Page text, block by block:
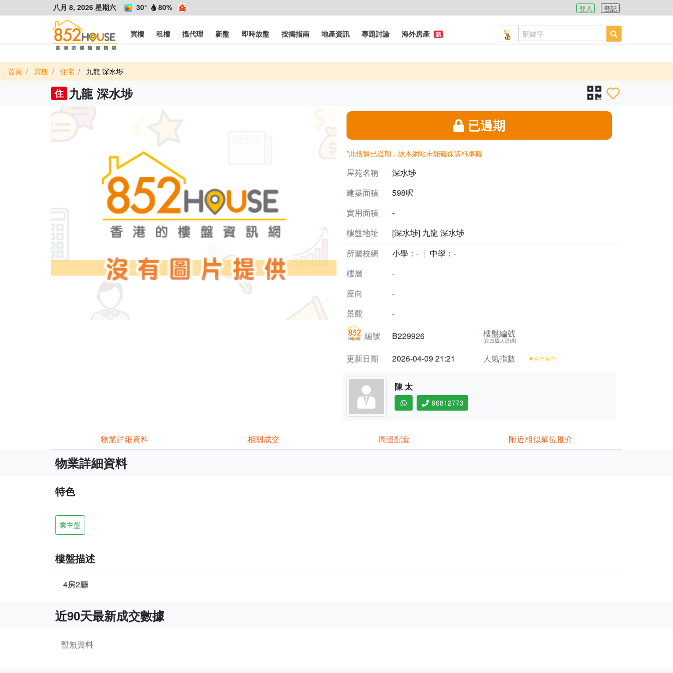
八月 8, 2026 星期六 30° 80% 登入 登記
買樓 租樓 搵代理 新盤 即時放盤 按揭指南 地產資訊 專題討論 海外房產 新
首頁 買樓 住宅 九龍 深水埗
住 九龍 深水埗
已過期
*此樓盤已過期，故本網站未能確保資料準確
屋苑名稱
深水埗
建築面積
598呎
實用面積
-
樓盤地址
[深水埗] 九龍 深水埗
所屬校網
小學：-
中學：-
樓層
-
座向
-
景觀
-
編號
B229926 樓盤編號
(由放盤人提供)
更新日期 2026-04-09 21:21 人氣指數
陳 太
96812773
物業詳細資料 相關成交 周邊配套 附近相似單位推介
物業詳細資料
特色
業主盤
樓盤描述
4房2廳
近90天最新成交數據
暫無資料